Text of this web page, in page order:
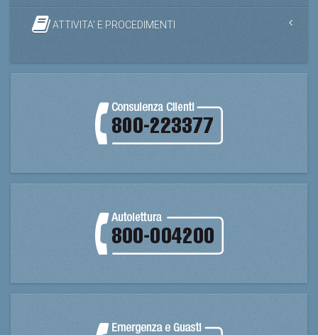
ATTIVITA' E PROCEDIMENTI